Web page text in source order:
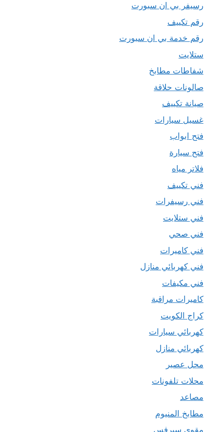
رسيفر بي ان سبورت
رقم تكييف
رقم خدمة بي ان سبورت
ستلايت
شفاطات مطابخ
صالونات حلاقة
صيانة تكييف
غسيل سيارات
فتح ابواب
فتح سيارة
فلاتر مياه
فني تكييف
فني رسيفرات
فني ستلايت
فني صحي
فني كاميرات
فني كهربائي منازل
فني مكيفات
كاميرات مراقبة
كراج الكويت
كهربائي سيارات
كهربائي منازل
محل عصير
محلات تلفونات
مصاعد
مطابخ المنيوم
مقوي سيرفس